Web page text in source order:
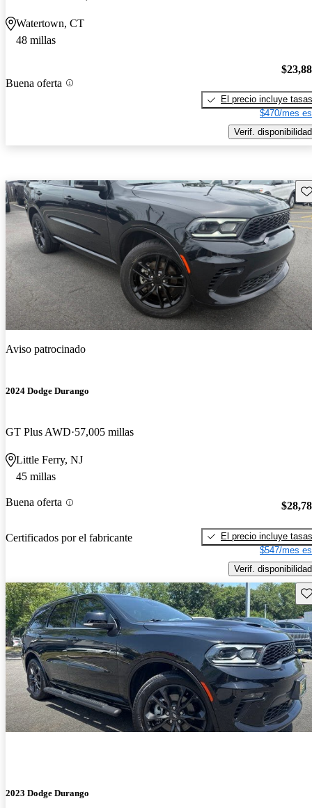
Watertown, CT
48 millas
Buena oferta
El precio incluye tasas
$470/mes
Verif. disponibilidad
Aviso patrocinado
2024 Dodge Durango
GT Plus AWD 57,005 millas
Little Ferry, NJ
45 millas
Buena oferta
Certificados por el fabricante
El precio incluye tasas
$547/mes
Verif. disponibilidad
2023 Dodge Durango